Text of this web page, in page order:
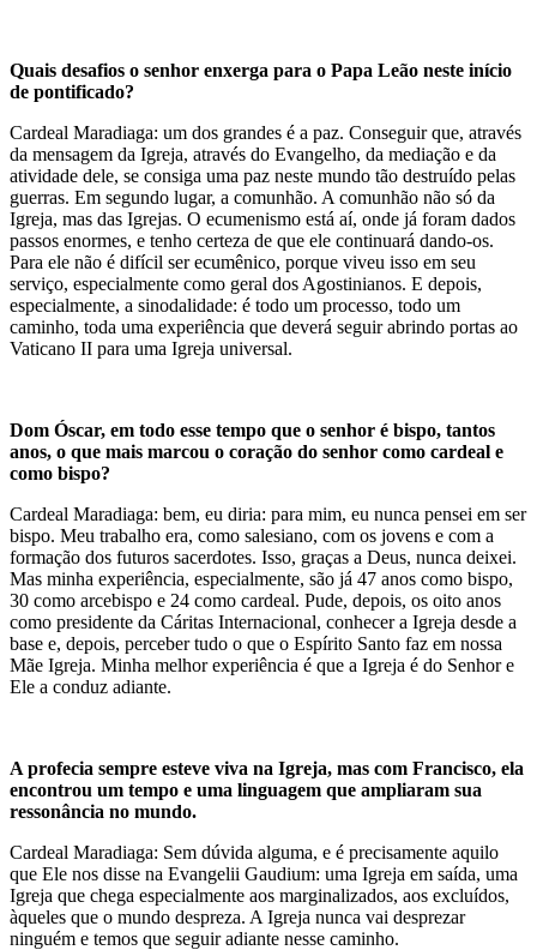
Quais desafios o senhor enxerga para o Papa Leão neste início
de pontificado?
Cardeal Maradiaga: um dos grandes é a paz. Conseguir que, através
da mensagem da Igreja, através do Evangelho, da mediação e da
atividade dele, se consiga uma paz neste mundo tão destruído pelas
guerras. Em segundo lugar, a comunhão. A comunhão não só da
Igreja, mas das Igrejas. O ecumenismo está aí, onde já foram dados
passos enormes, e tenho certeza de que ele continuará dando-os.
Para ele não é difícil ser ecumênico, porque viveu isso em seu
serviço, especialmente como geral dos Agostinianos. E depois,
especialmente, a sinodalidade: é todo um processo, todo um
caminho, toda uma experiência que deverá seguir abrindo portas ao
Vaticano II para uma Igreja universal.
Dom Óscar, em todo esse tempo que o senhor é bispo, tantos
anos, o que mais marcou o coração do senhor como cardeal e
como bispo?
Cardeal Maradiaga: bem, eu diria: para mim, eu nunca pensei em ser
bispo. Meu trabalho era, como salesiano, com os jovens e com a
formação dos futuros sacerdotes. Isso, graças a Deus, nunca deixei.
Mas minha experiência, especialmente, são já 47 anos como bispo,
30 como arcebispo e 24 como cardeal. Pude, depois, os oito anos
como presidente da Cáritas Internacional, conhecer a Igreja desde a
base e, depois, perceber tudo o que o Espírito Santo faz em nossa
Mãe Igreja. Minha melhor experiência é que a Igreja é do Senhor e
Ele a conduz adiante.
A profecia sempre esteve viva na Igreja, mas com Francisco, ela
encontrou um tempo e uma linguagem que ampliaram sua
ressonância no mundo.
Cardeal Maradiaga: Sem dúvida alguma, e é precisamente aquilo
que Ele nos disse na Evangelii Gaudium: uma Igreja em saída, uma
Igreja que chega especialmente aos marginalizados, aos excluídos,
àqueles que o mundo despreza. A Igreja nunca vai desprezar
ninguém e temos que seguir adiante nesse caminho.